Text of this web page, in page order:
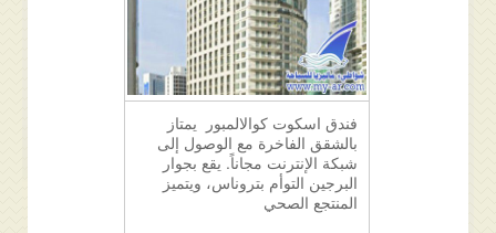
فندق اسكوت كوالالمبور يمتاز
بالشقق الفاخرة مع الوصول إلى
شبكة الإنترنت مجاناً. يقع بجوار
البرجين التوأم بتروناس، ويتميز
المنتجع الصحي